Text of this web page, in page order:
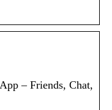
– Friends, Chat,